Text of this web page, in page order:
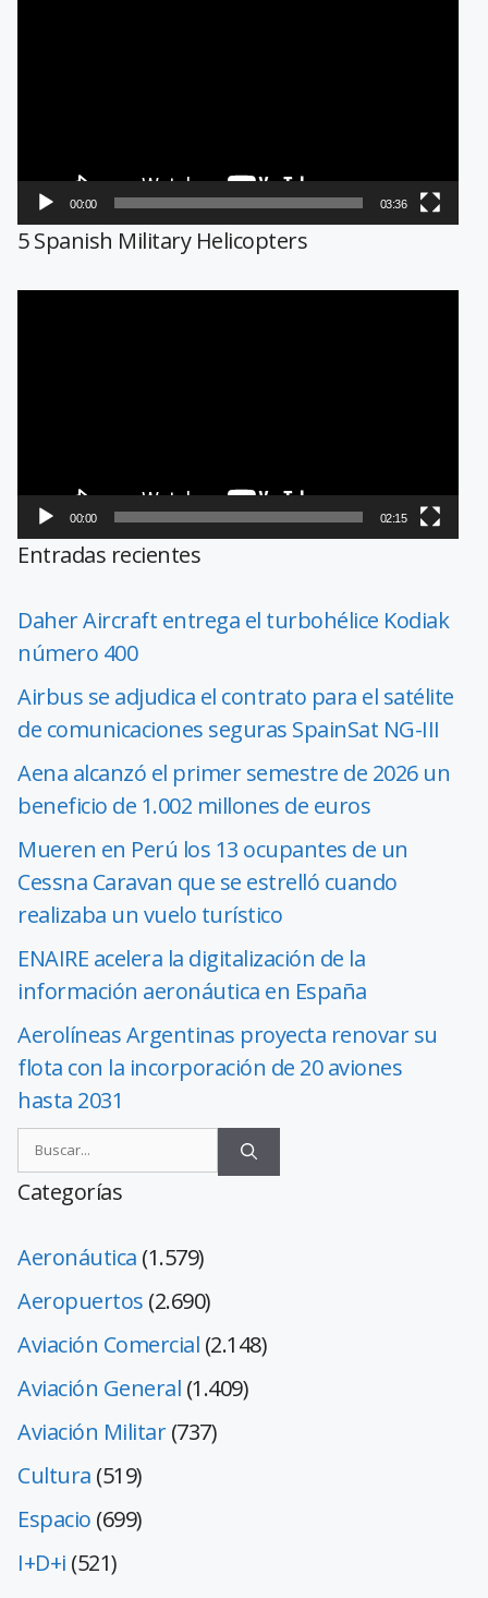
00:00 03:36
5 Spanish Military Helicopters
00:00 02:15
Entradas recientes
Daher Aircraft entrega el turbohélice Kodiak
número 400
Airbus se adjudica el contrato para el satélite
de comunicaciones seguras SpainSat NG-III
Aena alcanzó el primer semestre de 2026 un
beneficio de 1.002 millones de euros
Mueren en Perú los 13 ocupantes de un
Cessna Caravan que se estrelló cuando
realizaba un vuelo turístico
ENAIRE acelera la digitalización de la
información aeronáutica en España
Aerolíneas Argentinas proyecta renovar su
flota con la incorporación de 20 aviones
hasta 2031
Categorías
Aeronáutica (1.579)
Aeropuertos (2.690)
Aviación Comercial (2.148)
Aviación General (1.409)
Aviación Militar(737)
Cultura (519)
Espacio (699)
I+D+i (521)